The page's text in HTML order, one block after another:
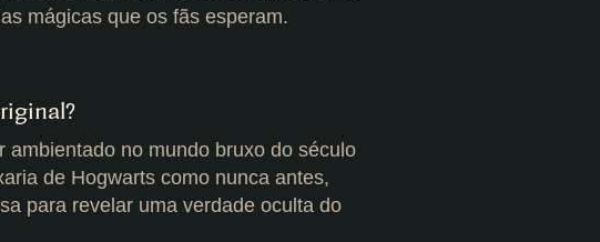
mágicas que os fãs esperam.
no mundo bruxo do século
de Hogwarts como nunca antes,
para revelar uma verdade oculta do